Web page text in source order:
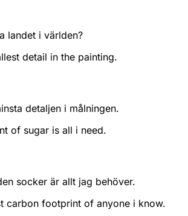
landet i världen?
detail in the painting.
detaljen i målningen.
of sugar is all i need.
socker är allt jag behöver.
carbon footprint of anyone i know.